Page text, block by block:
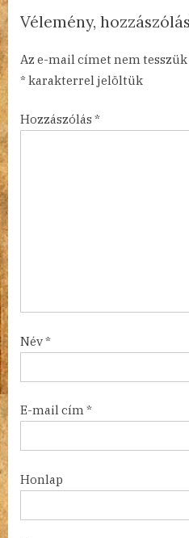
s
:
Vélemény,
Az e-mail címet nem tesszük
* karakterrel jelöltük
Hozzászólás *
Név*
E-mail cím*
Honlap